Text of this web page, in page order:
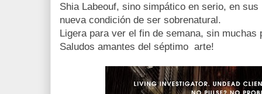
Shia Labeouf, sino simpático en serio, en
nueva condición de ser sobrenatural.
Ligera para ver el fin de semana, sin muchas
Saludos amantes del séptimo arte!